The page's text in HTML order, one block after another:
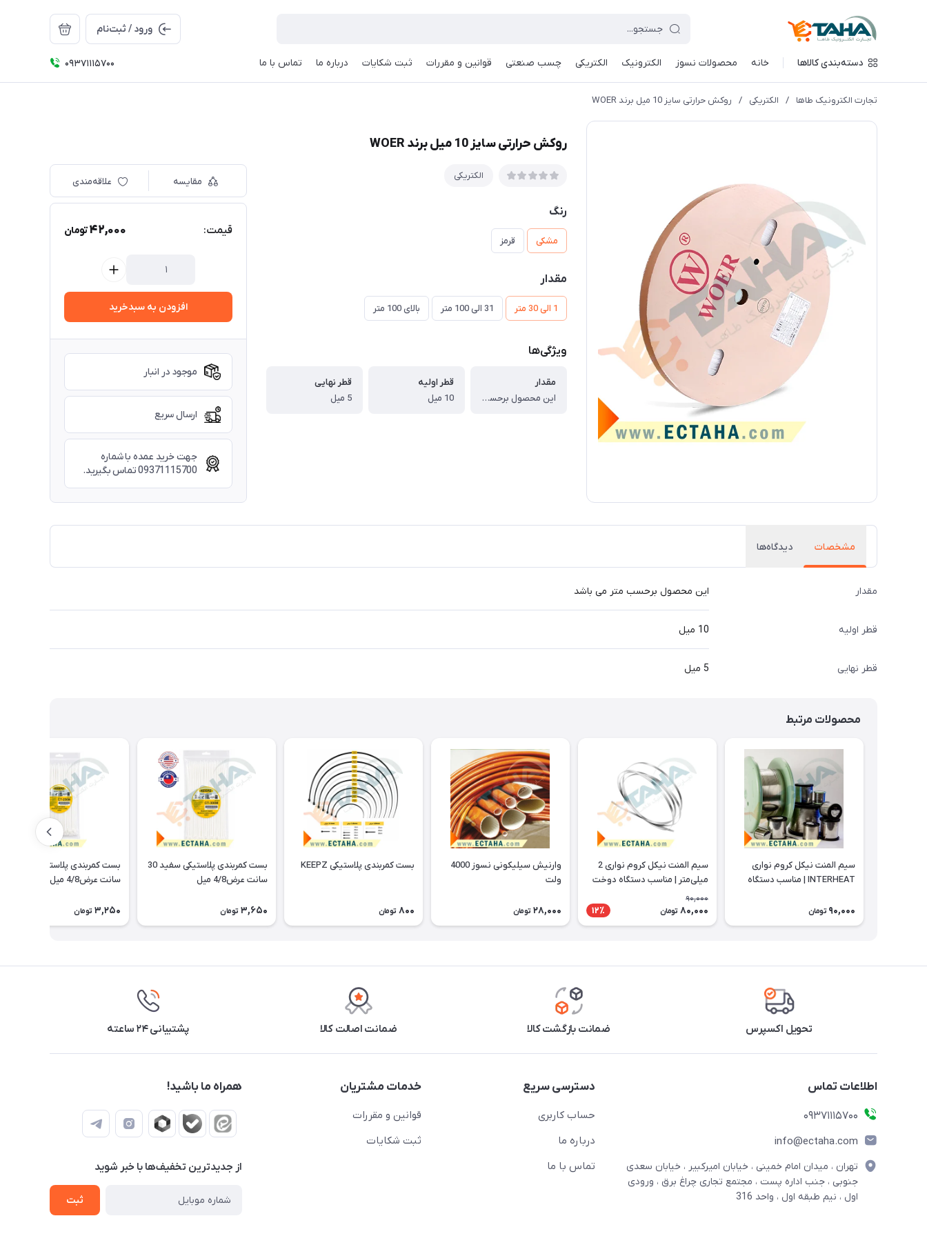
ورود / ثبت‌نام
دسته‌بندی کالاها خانه محصولات نسوز الکترونیک الکتریکی چسب صنعتی قوانین و مقررات ثبت شکایات درباره ما تماس با ما 09371115700
تجارت الکترونیک طاها / الکتریکی / روکش حرارتی سایز 10 میل برند WOER
روکش حرارتی سایز 10 میل برند WOER
الکتریکی
رنگ
مشکی قرمز
مقدار
1 الی 30 متر 31 الی 100 متر بالای 100 متر
ویژگی‌ها
مقدار
این محصول برحسب متر می باشد
قطر اولیه
10 میل
قطر نهایی
5 میل
مقایسه علاقه‌مندی
قیمت: 42,000تومان
افزودن به سبدخرید
موجود در انبار
ارسال سریع
جهت خرید عمده با شماره
09371115700 تماس بگیرید.
مشخصات دیدگاه‌ها
مقدار این محصول برحسب متر می باشد
قطر اولیه 10 میل
قطر نهایی 5 میل
محصولات مرتبط
سیم المنت نیکل کروم نواری
INTERHEAT | مناسب دستگاه
90,000 تومان
سیم المنت نیکل کروم نواری 2
میلی‌متر | مناسب دستگاه دوخت
پلاستیک
90,000
80,000 تومان 12٪
وارنیش سیلیکونی نسوز 4000
ولت
28,000 تومان
بست کمربندی پلاستیکی KEEPZ
800 تومان
بست کمربندی پلاستیکی سفید 30
سانت عرض4/8 میل
3,650 تومان
سانت عرض4/8 میل
3,250 تومان
تحویل اکسپرس ضمانت بازگشت کالا ضمانت اصالت کالا پشتیبانی ۲۴ ساعته
اطلاعات تماس
09371115700
info@ectaha.com
تهران ، میدان امام خمینی ، خیابان امیرکبیر ، خیابان سعدی
جنوبی ، جنب اداره پست ، مجتمع تجاری چراغ برق ، ورودی
اول ، نیم طبقه اول ، واحد 316
دسترسی سریع
حساب کاربری
درباره ما
تماس با ما
خدمات مشتریان
قوانین و مقررات
ثبت شکایات
همراه ما باشید!
از جدید‌ترین تخفیف‌ها با‌ خبر شوید
ثبت